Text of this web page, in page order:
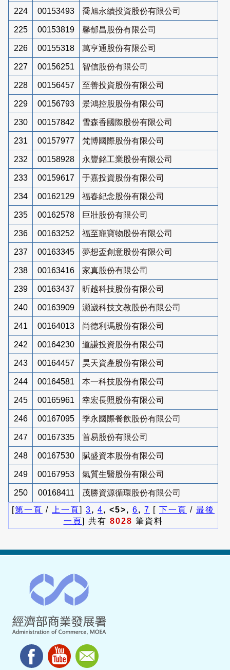
224 00153493 喬旭永續投資股份有限公司
225 00153819 馨郁昌股份有限公司
226 00155318 萬亨通股份有限公司
227 00156251 智信股份有限公司
228 00156457 至善投資股份有限公司
229 00156793 景鴻控股股份有限公司
230 00157842 雪森香國際股份有限公司
231 00157977 梵博國際股份有限公司
232 00158928 永豐銘工業股份有限公司
233 00159617 于嘉投資股份有限公司
234 00162129 福春紀念股份有限公司
235 00162578 巨壯股份有限公司
236 00163252 福至寵寶物股份有限公司
237 00163345 夢想盃創意股份有限公司
238 00163416 家真股份有限公司
239 00163437 昕越科技股份有限公司
240 00163909 灝崴科技文教股份有限公司
241 00164013 尚德利瑪股份有限公司
242 00164230 道謙投資股份有限公司
243 00164457 昊天資產股份有限公司
244 00164581 本一科技股份有限公司
245 00165961 幸宏長照股份有限公司
246 00167095 季永國際餐飲股份有限公司
247 00167335 首易股份有限公司
248 00167530 賦盛資本股份有限公司
249 00167953 氣質生醫股份有限公司
250 00168411
茂勝資源循環股份有限公司
[第一頁 / 上一頁] 3, 4, <5>, 6, 7 [ 下一頁 / 最後
一頁] 共有 8028 筆資料